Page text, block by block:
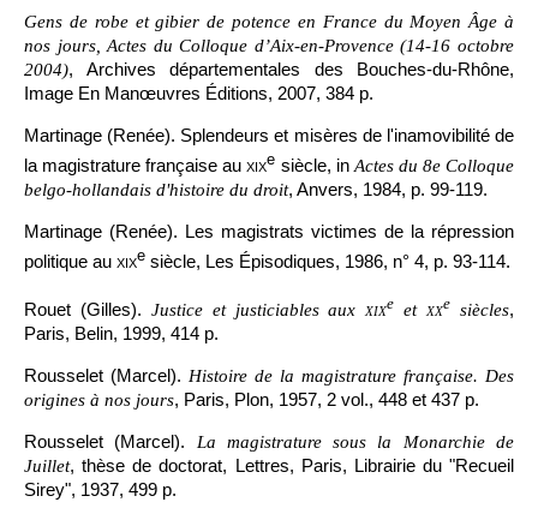
Gens de robe et gibier de potence en France du Moyen Âge à
nos jours, Actes du Colloque d’Aix-en-Provence (14-16 octobre
2004), Archives départementales des Bouches-du-Rhône,
Image En Manœuvres Éditions, 2007, 384 p.
Martinage (Renée). Splendeurs et misères de l'inamovibilité de
la magistrature française auxixe siècle, in Actes du 8e Colloque
belgo-hollandais d'histoire du droit, Anvers, 1984, p. 99-119.
Martinage (Renée). Les magistrats victimes de la répression
politique au xixe siècle, Les Épisodiques, 1986, n° 4, p. 93-114.
Rouet (Gilles). Justice et justiciables aux xixe et xxe siècles,
Paris, Belin, 1999, 414 p.
Rousselet (Marcel). Histoire de la magistrature française. Des
origines à nos jours, Paris, Plon, 1957, 2 vol., 448 et 437 p.
Rousselet (Marcel).
La magistrature sous la Monarchie de
Juillet, thèse de doctorat, Lettres, Paris, Librairie du "Recueil
Sirey", 1937, 499 p.